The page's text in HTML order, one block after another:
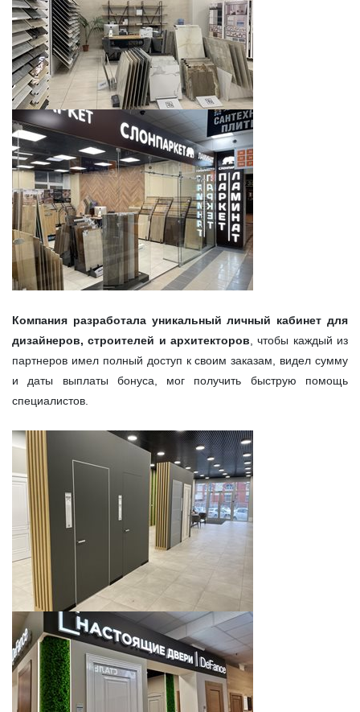
Компания разработала уникальный личный кабинет для
дизайнеров, строителей и архитекторов , чтобы каждый из
партнеров имел полный доступ к своим заказам, видел сумму
и даты выплаты бонуса, мог получить быструю помощь
специалистов.